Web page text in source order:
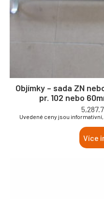
Objímky – sada ZN
pr. 102 nebo
Uvedené ceny jsou
Více